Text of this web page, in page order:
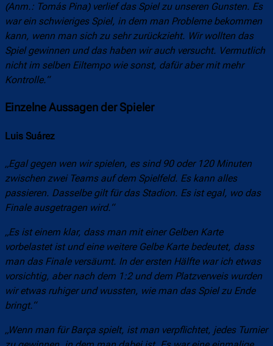
(Anm.: Tomás Pina) verlief das Spiel zu unseren Gunsten. Es
war ein schwieriges Spiel, in dem man Probleme bekommen
kann, wenn man sich zu sehr zurückzieht. Wir wollten das
Spiel gewinnen und das haben wir auch versucht. Vermutlich
nicht im selben Eiltempo wie sonst, dafür aber mit mehr
Kontrolle.“
Einzelne Aussagen der Spieler
Luis Suárez
„Egal gegen wen wir spielen, es sind 90 oder 120 Minuten
zwischen zwei Teams auf dem Spielfeld. Es kann alles
passieren. Dasselbe gilt für das Stadion. Es ist egal, wo das
Finale ausgetragen wird.“
„Es ist einem klar, dass man mit einer Gelben Karte
vorbelastet ist und eine weitere Gelbe Karte bedeutet, dass
man das Finale versäumt. In der ersten Hälfte war ich etwas
vorsichtig, aber nach dem 1:2 und dem Platzverweis wurden
wir etwas ruhiger und wussten, wie man das Spiel zu Ende
bringt.“
„Wenn man für Barça spielt, ist man verpflichtet, jedes Turnier